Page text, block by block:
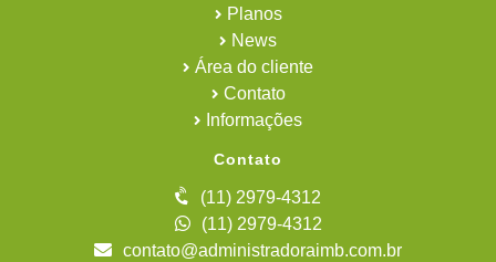
Planos
News
Área do cliente
Contato
Informações
Contato
(11) 2979-4312
(11) 2979-4312
contato@administradoraimb.com.br